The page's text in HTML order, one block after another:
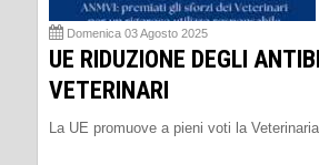
Domenica 03 Agosto 2025
UE RIDUZIONE DEGLI
VETERINARI
La UE promuove a pieni voti la